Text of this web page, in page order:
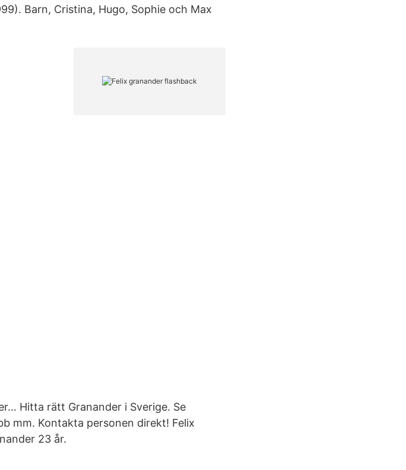
Barn, Cristina, Hugo, Sophie och Max
Hitta rätt Granander i Sverige. Se
mm. Kontakta personen direkt! Felix
23 år.